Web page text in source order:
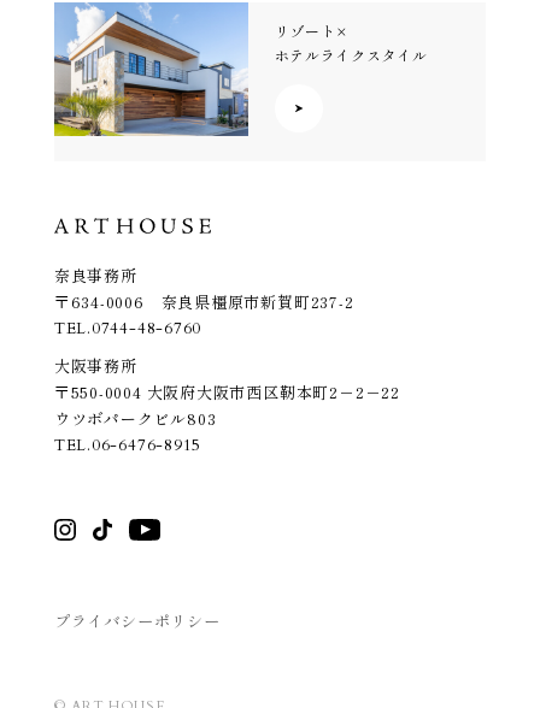
リゾート×
ホテルライクスタイル
奈良事務所
〒634-0006 奈良県橿原市新賀町237-2
TEL.0744-48-6760
大阪事務所
〒550-0004 大阪府大阪市西区靭本町2－2－22
ウツボパークビル803
TEL.06-6476-8915
プライバシーポリシー